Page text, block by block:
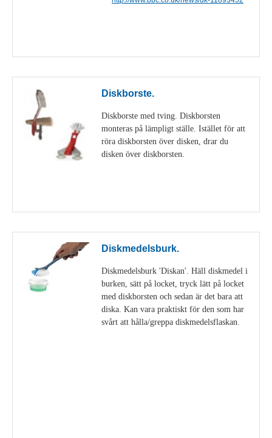
Diskborste.
Diskborste med tving. Diskborsten
monteras på lämpligt ställe. Istället för att
röra diskborsten över disken, drar du
disken över diskborsten.
Diskmedelsburk.
Diskmedelsburk 'Diskan'. Häll diskmedel i
burken, sätt på locket, tryck lätt på locket
med diskborsten och sedan är det bara att
diska. Kan vara praktiskt för den som har
svårt att hålla/greppa diskmedelsflaskan.